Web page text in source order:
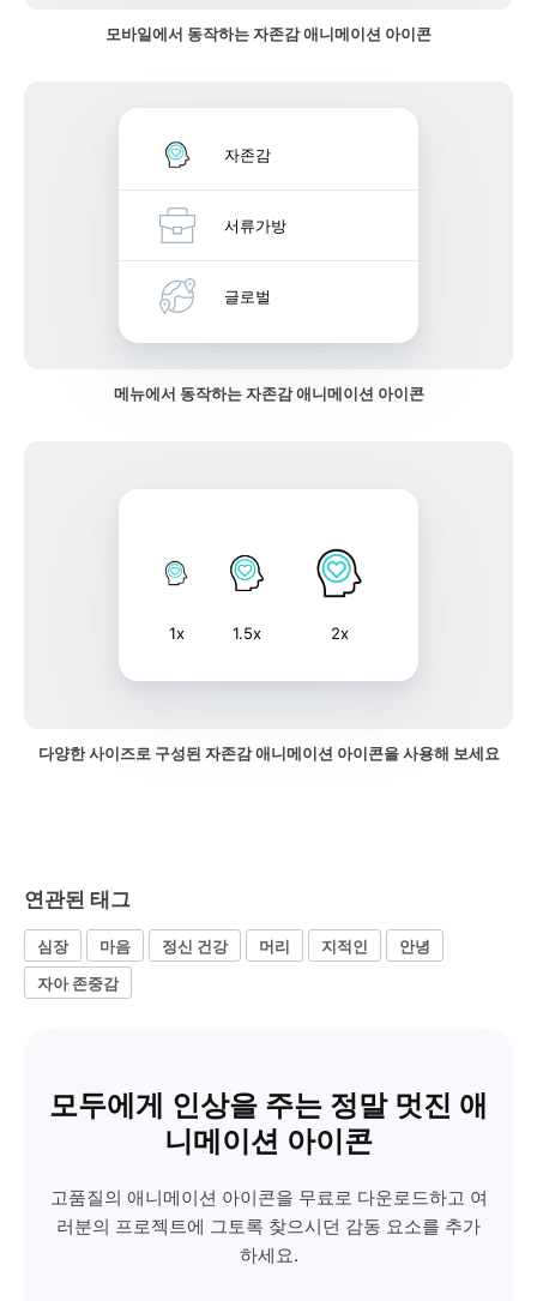
모바일에서 동작하는 자존감 애니메이션 아이콘
자존감
서류가방
글로벌
메뉴에서 동작하는 자존감 애니메이션 아이콘
1x 1.5x 2x
다양한 사이즈로 구성된 자존감 애니메이션 아이콘을 사용해 보세요
연관된 태그
심장 마음 정신 건강 머리 지적인
안녕
자아 존중감
모두에게 인상을 주는 정말 멋진 애
니메이션 아이콘
고품질의 애니메이션 아이콘을 무료로 다운로드하고 여
러분의 프로젝트에 그토록 찾으시던 감동 요소를 추가
하세요.